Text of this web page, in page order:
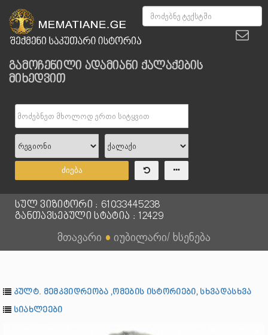
გამოჩენილი ადამიანი ქალაქების
მიხედვით
ძიება
სულ ვიზიტორი : 61033445238
განთავსებული სტატია : 12429
მთავარი ● იუბილარი/ ხსენება
კულტ. მემკვიდრეობა ,ომების ისტორიები, სხვადასხვა
სიახლეები